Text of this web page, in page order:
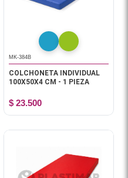
MK-384B
COLCHONETA INDIVIDUAL
100X50X4 CM - 1 PIEZA
$ 23.500